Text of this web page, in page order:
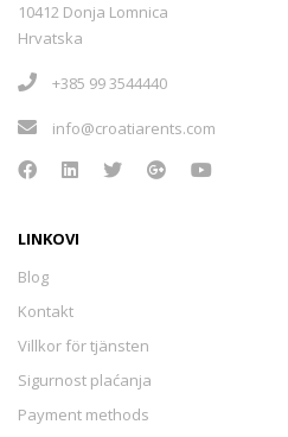
10412 Donja Lomnica
Hrvatska
+385 99 3544440
info@croatiarents.com
LINKOVI
Blog
Kontakt
Villkor för tjänsten
Sigurnost plaćanja
Payment methods